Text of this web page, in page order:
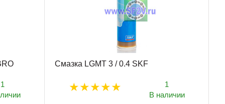
1
Смазка LGMT 3 / 0.4 SKF
1
В наличии